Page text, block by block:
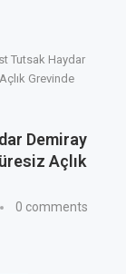
Tutsak Haydar
Grevinde
Demiray
Açlık
0 comments